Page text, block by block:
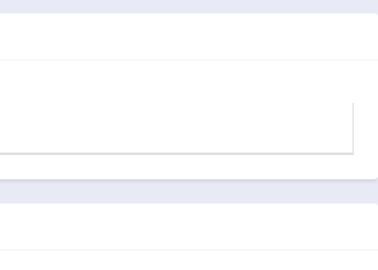
が咲くなり～